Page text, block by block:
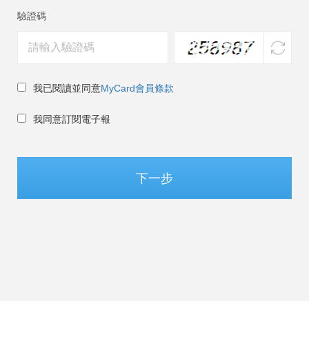
驗證碼
我已閱讀並同意MyCard會員條款
我同意訂閱電子報
下一步